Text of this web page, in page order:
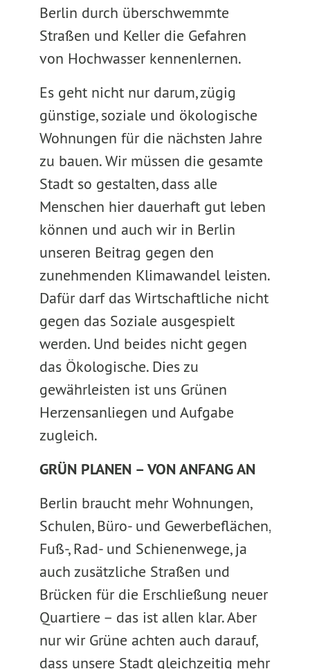
Berlin durch überschwemmte
Straßen und Keller die Gefahren
von Hochwasser kennenlernen.
Es geht nicht nur darum, zügig
günstige, soziale und ökologische
Wohnungen für die nächsten Jahre
zu bauen. Wir müssen die gesamte
Stadt so gestalten, dass alle
Menschen hier dauerhaft gut leben
können und auch wir in Berlin
unseren Beitrag gegen den
zunehmenden Klimawandel leisten.
Dafür darf das Wirtschaftliche nicht
gegen das Soziale ausgespielt
werden. Und beides nicht gegen
das Ökologische. Dies zu
gewährleisten ist uns Grünen
Herzensanliegen und Aufgabe
zugleich.
GRÜN PLANEN – VON ANFANG AN
Berlin braucht mehr Wohnungen,
Schulen, Büro- und Gewerbeflächen,
Fuß-, Rad- und Schienenwege, ja
auch zusätzliche Straßen und
Brücken für die Erschließung neuer
Quartiere – das ist allen klar. Aber
nur wir Grüne achten auch darauf,
dass unsere Stadt gleichzeitig mehr